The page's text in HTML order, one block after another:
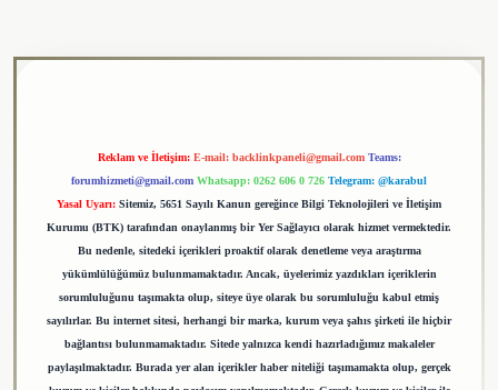
Reklam ve İletişim: E-mail: backlinkpaneli@gmail.com Teams:
forumhizmeti@gmail.com Whatsapp: 0262 606 0 726 Telegram: @karabul
Yasal Uyarı: Sitemiz, 5651 Sayılı Kanun gereğince Bilgi Teknolojileri ve İletişim
Kurumu (BTK) tarafından onaylanmış bir Yer Sağlayıcı olarak hizmet vermektedir.
Bu nedenle, sitedeki içerikleri proaktif olarak denetleme veya araştırma
yükümlülüğümüz bulunmamaktadır. Ancak, üyelerimiz yazdıkları içeriklerin
sorumluluğunu taşımakta olup, siteye üye olarak bu sorumluluğu kabul etmiş
sayılırlar. Bu internet sitesi, herhangi bir marka, kurum veya şahıs şirketi ile hiçbir
bağlantısı bulunmamaktadır. Sitede yalnızca kendi hazırladığımız makaleler
paylaşılmaktadır. Burada yer alan içerikler haber niteliği taşımamakta olup, gerçek